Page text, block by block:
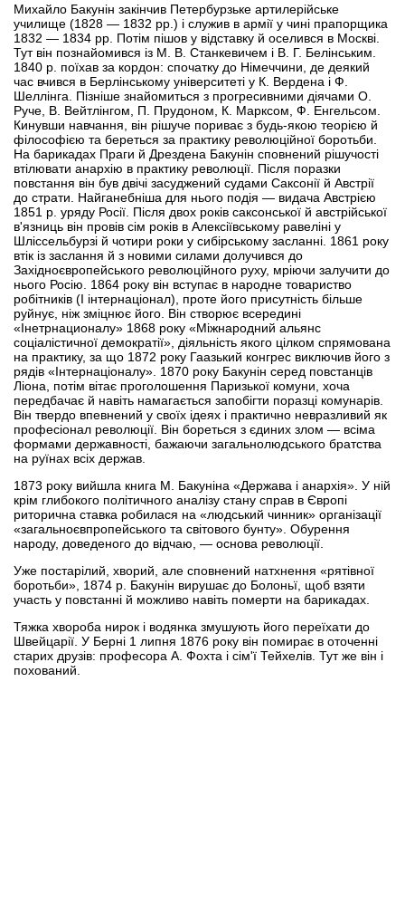
Михайло Бакунін закінчив Петербурзьке артилерійське
училище (1828 — 1832 рр.) і служив в армії у чині прапорщика
1832 — 1834 рр. Потім пішов у відставку й оселився в Москві.
Тут він познайомився із М. В. Станкевичем і В. Г. Белінським.
1840 р. поїхав за кордон: спочатку до Німеччини, де деякий
час вчився в Берлінському університеті у К. Вердена і Ф.
Шеллінга. Пізніше знайомиться з прогресивними діячами О.
Руче, В. Вейтлінгом, П. Прудоном, К. Марксом, Ф. Енгельсом.
Кинувши навчання, він рішуче пориває з будь-якою теорією й
філософією та береться за практику революційної боротьби.
На барикадах Праги й Дрездена Бакунін сповнений рішучості
втілювати анархію в практику революції. Після поразки
повстання він був двічі засуджений судами Саксонії й Австрії
до страти. Найганебніша для нього подія — видача Австрією
1851 р. уряду Росії. Після двох років саксонської й австрійської
в'язниць він провів сім років в Алексіївському равеліні у
Шліссельбурзі й чотири роки у сибірському засланні. 1861 року
втік із заслання й з новими силами долучився до
Західноєвропейського революційного руху, мріючи залучити до
нього Росію. 1864 року він вступає в народне товариство
робітників (I інтернаціонал), проте його присутність більше
руйнує, ніж зміцнює його. Він створює всередині
«Інетрнационалу» 1868 року «Міжнародний альянс
соціалістичної демократії», діяльність якого цілком спрямована
на практику, за що 1872 року Гаазький конгрес виключив його з
рядів «Інтернаціоналу». 1870 року Бакунін серед повстанців
Ліона, потім вітає проголошення Паризької комуни, хоча
передбачає й навіть намагається запобігти поразці комунарів.
Він твердо впевнений у своїх ідеях і практично невразливий як
професіонал революції. Він бореться з єдиних злом — всіма
формами державності, бажаючи загальнолюдського братства
на руїнах всіх держав.
1873 року вийшла книга М. Бакуніна «Держава і анархія». У ній
крім глибокого політичного аналізу стану справ в Європі
риторична ставка робилася на «людський чинник» організації
«загальноєвпропейського та світового бунту». Обурення
народу, доведеного до відчаю, — основа революції.
Уже постарілий, хворий, але сповнений натхнення «рятівної
боротьби», 1874 р. Бакунін вирушає до Болоньї, щоб взяти
участь у повстанні й можливо навіть померти на барикадах.
Тяжка хвороба нирок і водянка змушують його переїхати до
Швейцарії. У Берні 1 липня 1876 року він помирає в оточенні
старих друзів: професора А. Фохта і сім'ї Тейхелів. Тут же він і
похований.